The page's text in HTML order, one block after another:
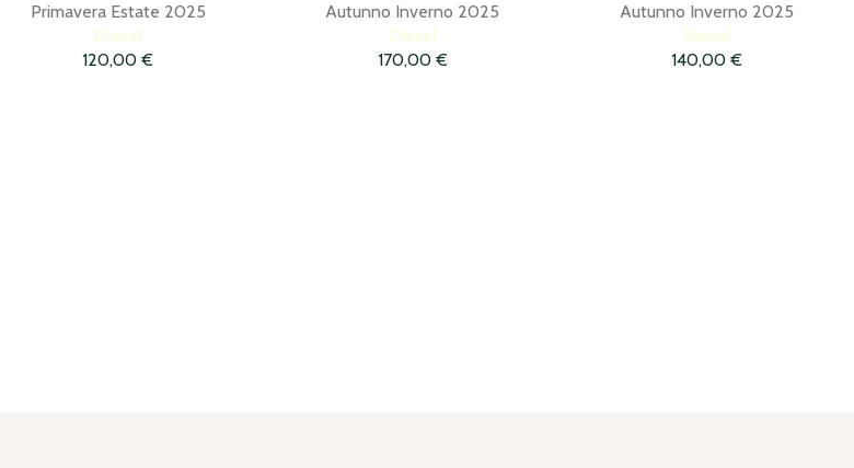
Primavera Estate 2025
Diesel
120,00€
Autunno Inverno 2025
Diesel
170,00 €
Autunno Inverno 2025
Diesel
140,00€